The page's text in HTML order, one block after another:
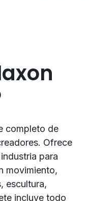
completo de
Ofrece
para
movimiento,
escultura,
incluye todo